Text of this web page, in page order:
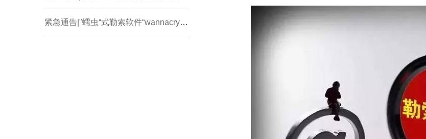
紧急通告|"蠕虫“式勒索软件“wannacry“来袭